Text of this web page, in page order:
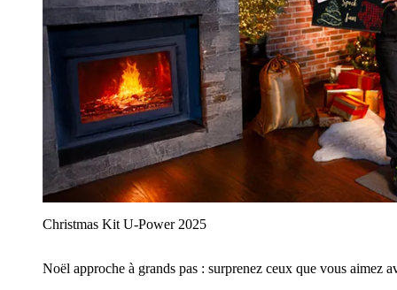
Christmas Kit U‑Power 2025
Noël approche à grands pas : surprenez ceux que vous aimez